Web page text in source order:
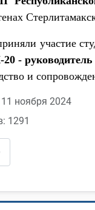
участие
- руководитель
и
ноября 2024
1291